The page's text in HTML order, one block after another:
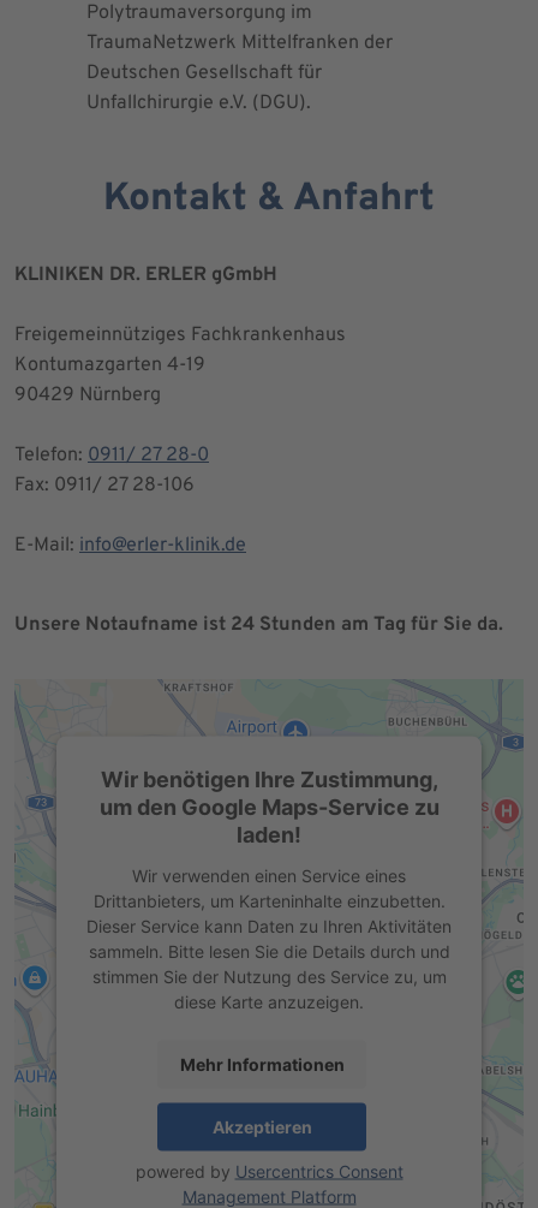
Polytraumaversorgung im
TraumaNetzwerk Mittelfranken der
Deutschen Gesellschaft für
Unfallchirurgie e.V. (DGU).
Kontakt & Anfahrt
KLINIKEN DR. ERLER gGmbH
Freigemeinnütziges Fachkrankenhaus
Kontumazgarten 4-19
90429 Nürnberg
Telefon: 0911/ 27 28-0
Fax: 0911/ 27 28-106
E-Mail: info@erler-klinik.de
Unsere Notaufname ist 24 Stunden am Tag für Sie da.
Wir benötigen Ihre Zustimmung,
um den Google Maps-Service zu
laden!
Wir verwenden einen Service eines
Drittanbieters, um Karteninhalte einzubetten.
Dieser Service kann Daten zu Ihren Aktivitäten
sammeln. Bitte lesen Sie die Details durch und
stimmen Sie der Nutzung des Service zu, um
diese Karte anzuzeigen.
Mehr Informationen
Akzeptieren
powered by Usercentrics Consent
Management Platform